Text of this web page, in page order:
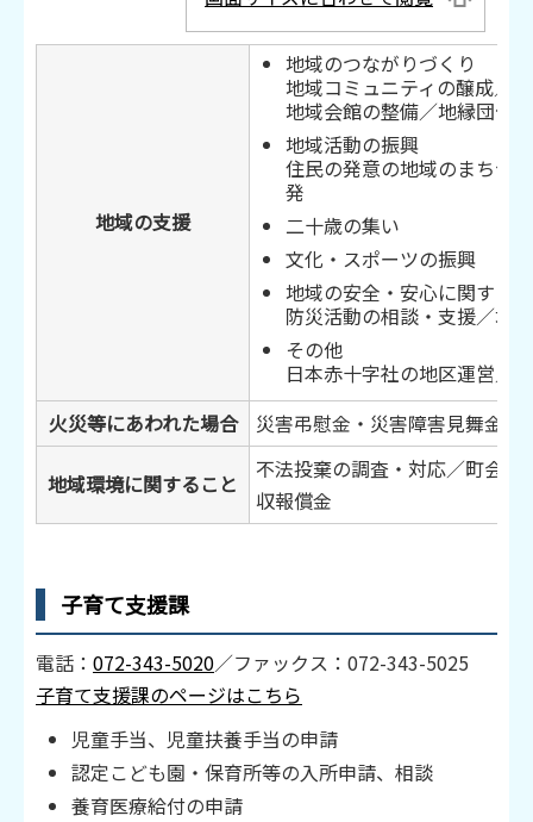
地域の支援
地域のつながりづくり
地域コミュニティの醸成／
地域会館の整備／地縁団体
地域活動の振興
住民の発意の地域のまちづ
発
二十歳の集い
文化・スポーツの振興
地域の安全・安心に関する
防災活動の相談・支援／地
その他
日本赤十字社の地区運営／
火災等にあわれた場合
災害弔慰金・災害障害見舞金／
地域環境に関すること
不法投棄の調査・対応／町会清
収報償金
子育て支援課
電話： 072-343-5020／ファックス：072-343-5025
子育て支援課のページはこちら
児童手当、児童扶養手当の申請
認定こども園・保育所等の入所申請、相談
養育医療給付の申請